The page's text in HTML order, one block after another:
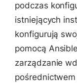
podczas
istniejących
konfigurują
pomocą
zarządzanie